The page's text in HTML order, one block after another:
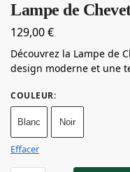
Lampe de
129,00€
Découvrez la Lampe de
design moderne et une
COULEUR:
Blanc Noir
Effacer